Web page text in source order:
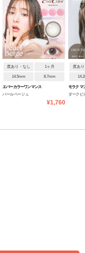
度あり・なし 1ヶ月
14.5mm 8.7mm
エバーカラーワンマンス
パールベージュ
¥1,760
度あ
モラク マ
ダークピ